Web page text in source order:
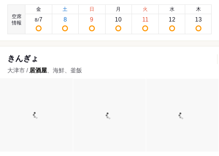
空席
情報
金
8/7
土
8
日
9
月
10
火
11
水
12
木
13
きんぎょ
大津市 / 居酒屋、海鮮、釜飯